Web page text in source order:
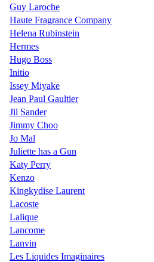
Guy Laroche
Haute Fragrance Company
Helena Rubinstein
Hermes
Hugo Boss
Initio
Issey Miyake
Jean Paul Gaultier
Jil Sander
Jimmy Choo
Jo Mal
Juliette has a Gun
Katy Perry
Kenzo
Kingkydise Laurent
Lacoste
Lalique
Lancome
Lanvin
Les Liquides Imaginaires